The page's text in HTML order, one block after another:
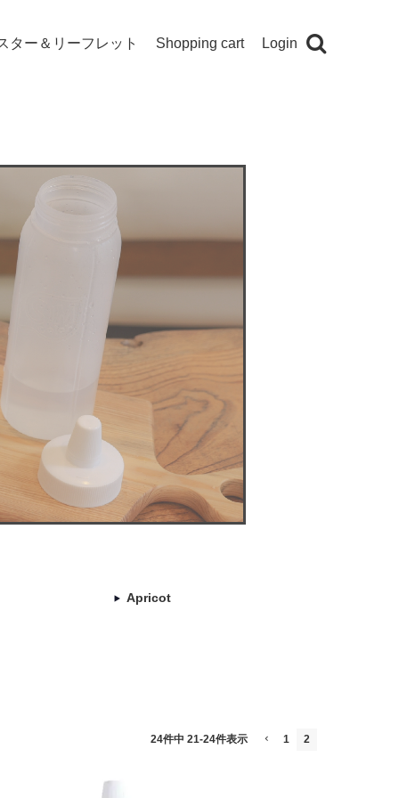
Login
Shopping cart
ター＆リーフレット
Apricot
24件中 21-24件表示 1 2